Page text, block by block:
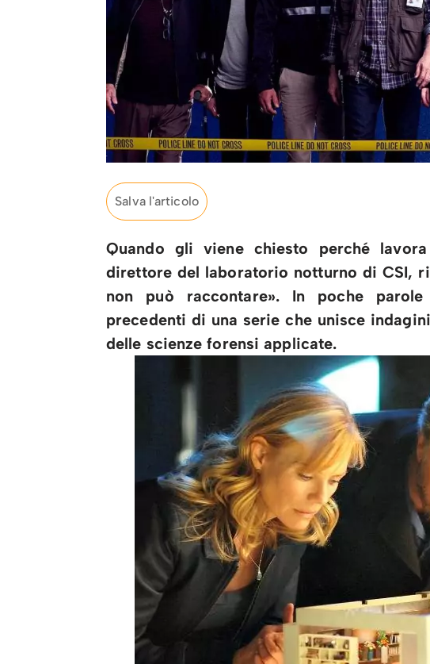
Salva l'articolo
Quando gli viene chiesto perché
direttore del laboratorio notturno di CSI,
non può raccontare». In poche
precedenti di una serie che unisce
delle scienze forensi applicate.